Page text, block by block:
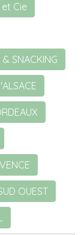
et Cie
& SNACKING
OUEST